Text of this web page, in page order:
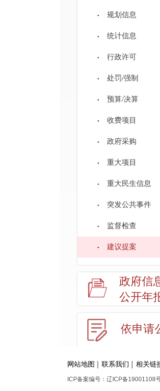
规划信息
统计信息
行政许可
处罚/强制
预算/决算
收费项目
政府采购
重大项目
重大民生信息
突发公共事件
监督检查
建议提案
政府信
公开年
依申请
网站地图 联系我们 相关链
ICP备案编号：辽ICP备